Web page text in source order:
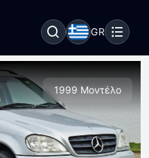
GR
1999 Μοντέλο